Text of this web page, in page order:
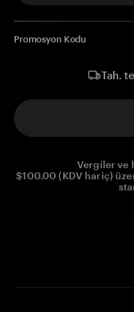
Promosyon Kodu
Tah.
Vergiler ve
$100.00 (KDV hariç)